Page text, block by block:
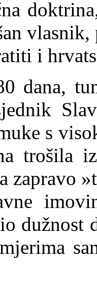
vlasnik,
i
dana,
s
trošila
zapravo
dužnost